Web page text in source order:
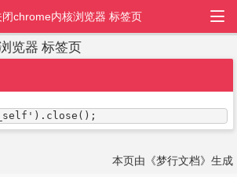
览器 标签页
本页由《梦行文档》生成
闭chrome内核浏览器 标签页